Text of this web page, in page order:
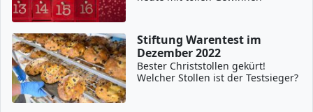
Stiftung Warentest im
Dezember 2022
Bester Christstollen gekürt!
Welcher Stollen ist der Testsieger?